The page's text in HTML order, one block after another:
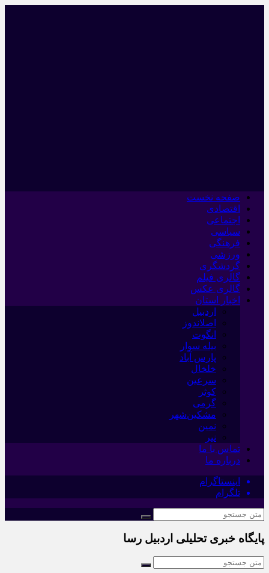
صفحه نخست
اقتصادی
اجتماعی
سیاسی
فرهنگی
ورزشی
گردشگری
گالری فیلم
گالری عکس
اخبار استان
اردبیل
اصلاندوز
انگوت
بیله سوار
پارس آباد
خلخال
سرعین
کوثر
گرمی
مشکین‌شهر
نمین
نیر
تماس با ما
درباره ما
اینستاگرام
تلگرام
پایگاه خبری تحلیلی اردبیل رسا